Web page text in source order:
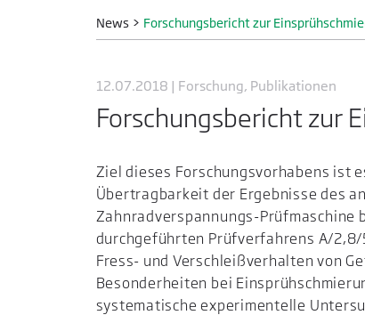
News> Forschungsbericht zur
12.07.2018 | Forschung, Publikationen
Forschungsbericht zur
Ziel dieses Forschungsvorhabens ist
Übertragbarkeit der Ergebnisse des
Zahnradverspannungs-Prüfmaschine
durchgeführten Prüfverfahrens A/2,8/
Fress- und Verschleißverhalten von
Besonderheiten bei
systematische experimentelle